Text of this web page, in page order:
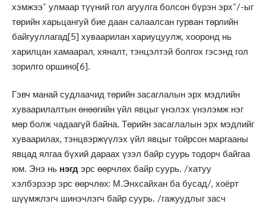
хэмжээ” улмаар түүний гол агуулга болсон бүрэн эрх”/-ыг
төрийн харьцангуй бие даан салаалсан гурван төрлийн
байгууллагад[5] хуваарилан хариуцуулж, хооронд нь
харилцан хамаарал, хяналт, тэнцэлтэй болгох гэсэнд гол
зорилго оршино[6].
Гэвч манай судлаачид төрийн засаглалын эрх мэдлийн
хуваарилалтын өнөөгийн үйл явцыг үнэлэх үнэлэмж нэг
мөр болж чадаагүй байна. Төрийн засаглалын эрх мэдлийг
хуваарилах, тэнцвэржүүлэх үйл явцыг тойрсон маргааны
явцад ялгаа бүхий дараах үзэл байр суурь тодорч байгаа
юм. Энэ нь нэгд эрс өөрчлөх байр суурь. /хатуу
хэлбэрээр эрс өөрчлөх: М.Энхсайхан ба бусад/, хоёрт
шүүмжлэгч шинэчлэгч байр суурь. /гажуудлыг засч